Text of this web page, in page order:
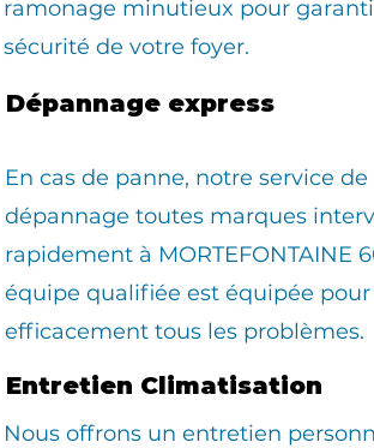
ramonage minutieux pour
sécurité de votre foyer.
Dépannage express
En cas de panne, notre service de
dépannage toutes marques
rapidement à MORTEFONTAINE
équipe qualifiée est équipée pour
efficacement tous les problèmes.
Entretien Climatisation
Nous offrons un entretien